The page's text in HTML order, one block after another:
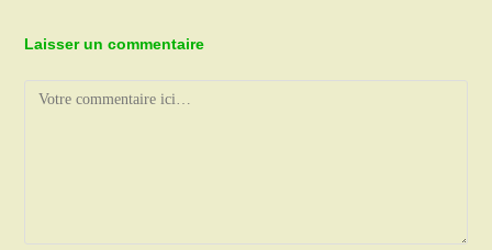
Laisser un commentaire
Comment